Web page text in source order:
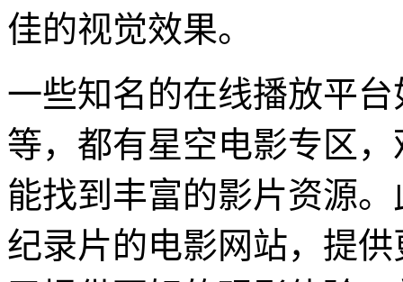
佳的视觉效果。
一些知名的在线播放平
等，都有星空电影专区
能找到丰富的影片资源
纪录片的电影网站，提